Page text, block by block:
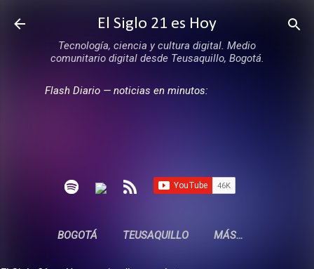
Ir al contenido principal
El Siglo 21 es Hoy
Tecnología, ciencia y cultura digital. Medio
comunitario digital desde Teusaquillo, Bogotá.
Flash Diario — noticias en minutos:
BOGOTÁ TEUSAQUILLO MÁS…